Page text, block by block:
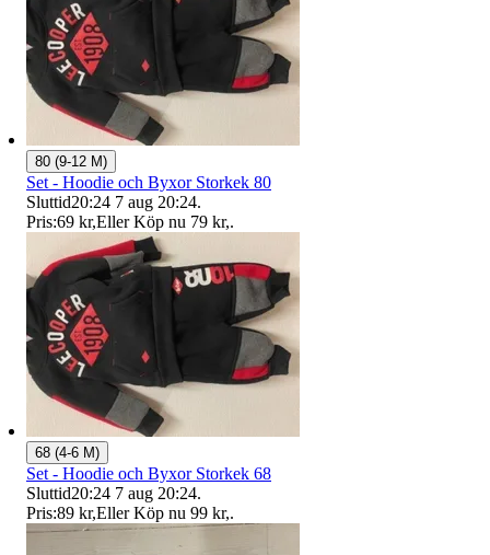
80 (9-12 M)
Set - Hoodie och Byxor Storkek 80
Sluttid20:24 7 aug 20:24.
Pris:69 kr,Eller Köp nu 79 kr,.
68 (4-6 M)
Set - Hoodie och Byxor Storkek 68
Sluttid20:24 7 aug 20:24.
Pris:89 kr,Eller Köp nu 99 kr,.